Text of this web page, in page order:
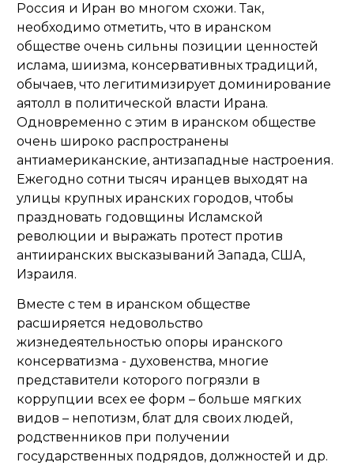
Россия и Иран во многом схожи. Так,
необходимо отметить, что в иранском
обществе очень сильны позиции ценностей
ислама, шиизма, консервативных традиций,
обычаев, что легитимизирует доминирование
аятолл в политической власти Ирана.
Одновременно с этим в иранском обществе
очень широко распространены
антиамериканские, антизападные настроения.
Ежегодно сотни тысяч иранцев выходят на
улицы крупных иранских городов, чтобы
праздновать годовщины Исламской
революции и выражать протест против
антииранских высказываний Запада, США,
Израиля.
Вместе с тем в иранском обществе
расширяется недовольство
жизнедеятельностью опоры иранского
консерватизма - духовенства, многие
представители которого погрязли в
коррупции всех ее форм – больше мягких
видов – непотизм, блат для своих людей,
родственников при получении
государственных подрядов, должностей и др.